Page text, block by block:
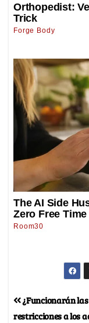
¿Funcionarán las
restricciones a los